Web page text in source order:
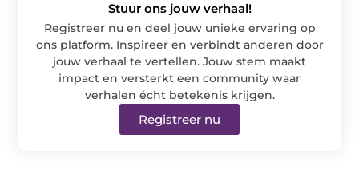
Stuur ons jouw verhaal!
Registreer nu en deel jouw unieke ervaring op
ons platform. Inspireer en verbindt anderen door
jouw verhaal te vertellen. Jouw stem maakt
impact en versterkt een community waar
verhalen écht betekenis krijgen.
Registreer nu